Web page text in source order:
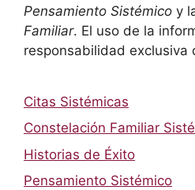
Pensamiento Sistémico y
Familiar. El uso de la
responsabilidad exclusiva
Citas Sistémicas
Constelación Familiar
Historias de Éxito
Pensamiento Sistémico